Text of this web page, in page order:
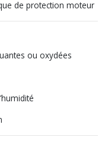
de protection moteur
ou oxydées